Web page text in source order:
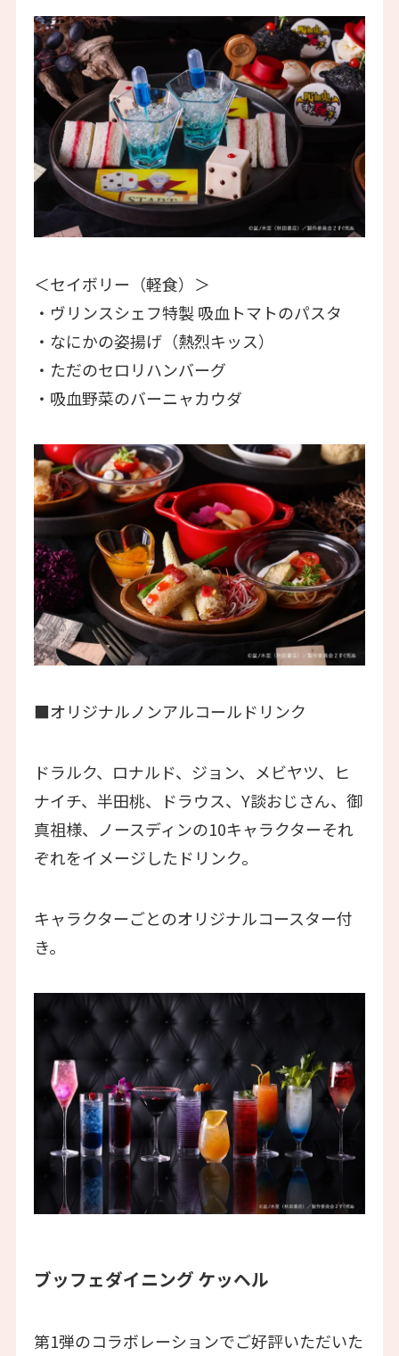
＜セイボリー（軽食）＞
・ヴリンスシェフ特製 吸血トマトのパスタ
・なにかの姿揚げ（熱烈キッス）
・ただのセロリハンバーグ
・吸血野菜のバーニャカウダ
■オリジナルノンアルコールドリンク
ドラルク、ロナルド、ジョン、メビヤツ、ヒ
ナイチ、半田桃、ドラウス、Y談おじさん、御
真祖様、ノースディンの10キャラクターそれ
ぞれをイメージしたドリンク。
キャラクターごとのオリジナルコースター付
き。
ブッフェダイニング ケッヘル
第1弾のコラボレーションでご好評いただいた